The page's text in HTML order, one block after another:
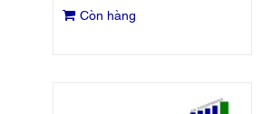
Còn hàng